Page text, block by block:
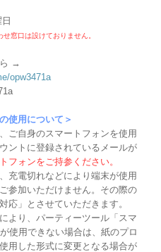
窓口は設けておりません。
→
opw3471a
使用について＞
ご自身のスマートフォンを使用
ントに登録されているメールが
フォンをご持参ください。
充電切れなどにより端末が使用
参加いただけません。その際の
応」とさせていただきます。
より、パーティーツール「スマ
使用できない場合は、紙のプロ
用した形式に変更となる場合が